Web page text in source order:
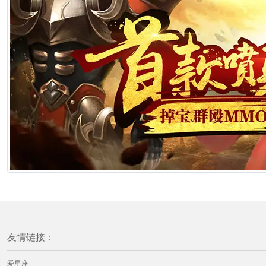
友情链接：
爱星座